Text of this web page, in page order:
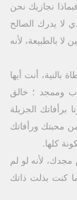
نجازيك نحن
لا يدرك الصالح
لا بالطبيعة، لأنه
بالنية، أنت أيها
وممجد ؛ خالق
برأفاتك الجزيلة
محبتك ورأفاتك
كلها.
مجدك، لأنه لو لم
كنت بذلت ذاتك